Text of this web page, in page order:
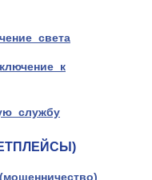
света
к
службу